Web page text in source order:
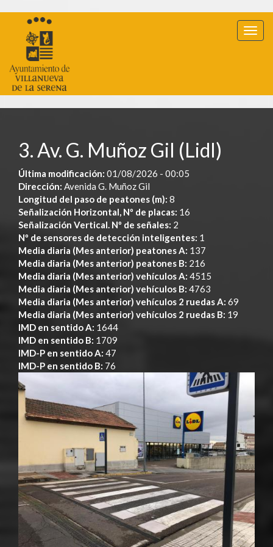
contenido
principal
3. Av. G. Muñoz Gil (Lidl)
Última modificación: 01/08/2026 - 00:05
Dirección: Avenida G. Muñoz Gil
Longitud del paso de peatones (m): 8
Señalización Horizontal, Nº de placas: 16
Señalización Vertical. Nº de señales: 2
Nº de sensores de detección inteligentes: 1
Media diaria (Mes anterior) peatones A: 137
Media diaria (Mes anterior) peatones B: 216
Media diaria (Mes anterior) vehículos A: 4515
Media diaria (Mes anterior) vehículos B: 4763
Media diaria (Mes anterior) vehículos 2 ruedas A: 69
Media diaria (Mes anterior) vehículos 2 ruedas B: 19
IMD en sentido A: 1644
IMD en sentido B: 1709
IMD-P en sentido A: 47
IMD-P en sentido B: 76